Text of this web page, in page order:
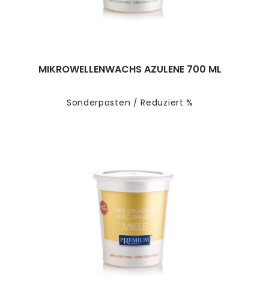
Sonderposten / Reduziert %
MIKROWELLENWACHS AZULENE 700 ML